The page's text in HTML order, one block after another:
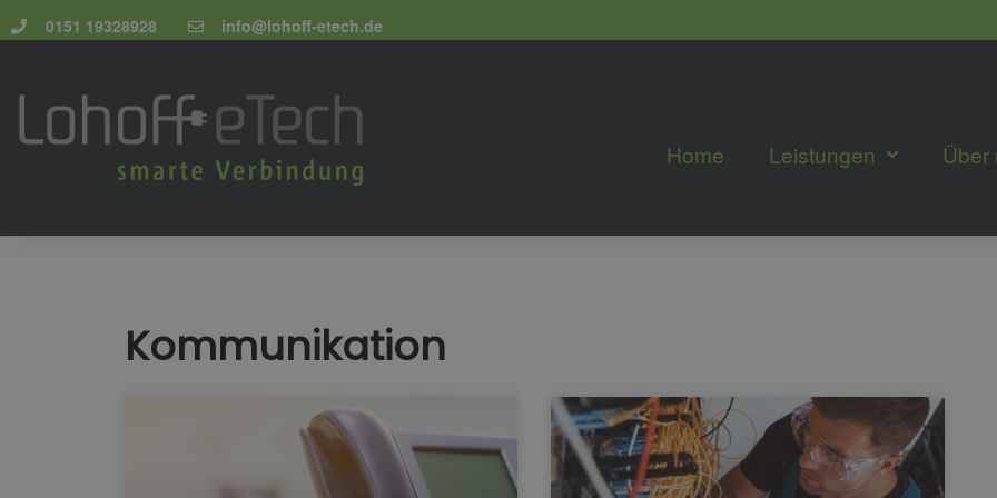
0151 19328928 info@lohoff-etech.de
Home Leistungen Über
Kommunikation